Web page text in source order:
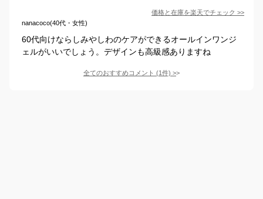
価格と在庫を楽天でチェック >>
nanacoco(40代・女性)
60代向けならしみやしわのケアができるオールインワンジ
ェルがいいでしょう。デザインも高級感ありますね
全てのおすすめコメント (1件) >